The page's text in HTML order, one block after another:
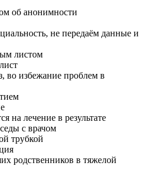
не передаём данные и
во избежание проблем в
на лечение в результате
с врачом
родственников в тяжелой